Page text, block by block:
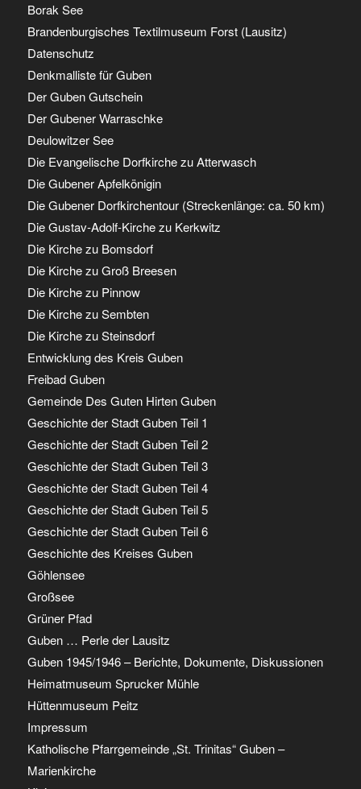
Borak See
Brandenburgisches Textilmuseum Forst (Lausitz)
Datenschutz
Denkmalliste für Guben
Der Guben Gutschein
Der Gubener Warraschke
Deulowitzer See
Die Evangelische Dorfkirche zu Atterwasch
Die Gubener Apfelkönigin
Die Gubener Dorfkirchentour (Streckenlänge: ca. 50 km)
Die Gustav-Adolf-Kirche zu Kerkwitz
Die Kirche zu Bomsdorf
Die Kirche zu Groß Breesen
Die Kirche zu Pinnow
Die Kirche zu Sembten
Die Kirche zu Steinsdorf
Entwicklung des Kreis Guben
Freibad Guben
Gemeinde Des Guten Hirten Guben
Geschichte der Stadt Guben Teil 1
Geschichte der Stadt Guben Teil 2
Geschichte der Stadt Guben Teil 3
Geschichte der Stadt Guben Teil 4
Geschichte der Stadt Guben Teil 5
Geschichte der Stadt Guben Teil 6
Geschichte des Kreises Guben
Göhlensee
Großsee
Grüner Pfad
Guben … Perle der Lausitz
Guben 1945/1946 – Berichte, Dokumente, Diskussionen
Heimatmuseum Sprucker Mühle
Hüttenmuseum Peitz
Impressum
Katholische Pfarrgemeinde „St. Trinitas“ Guben –
Marienkirche